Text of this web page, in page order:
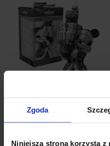
Zgoda
Niniejsza strona korzysta z
choinkowa Myszka Miki z
31 ocen